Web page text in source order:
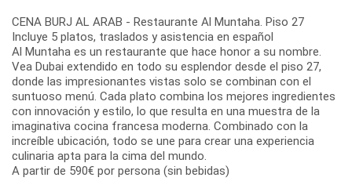
CENA BURJ AL ARAB - Restaurante Al Muntaha. Piso 27
Incluye 5 platos, traslados y asistencia en español
Al Muntaha es un restaurante que hace honor a su nombre.
Vea Dubai extendido en todo su esplendor desde el piso 27,
donde las impresionantes vistas solo se combinan con el
suntuoso menú. Cada plato combina los mejores ingredientes
con innovación y estilo, lo que resulta en una muestra de la
imaginativa cocina francesa moderna. Combinado con la
increíble ubicación, todo se une para crear una experiencia
culinaria apta para la cima del mundo.
A partir de 590€ por persona (sin bebidas)